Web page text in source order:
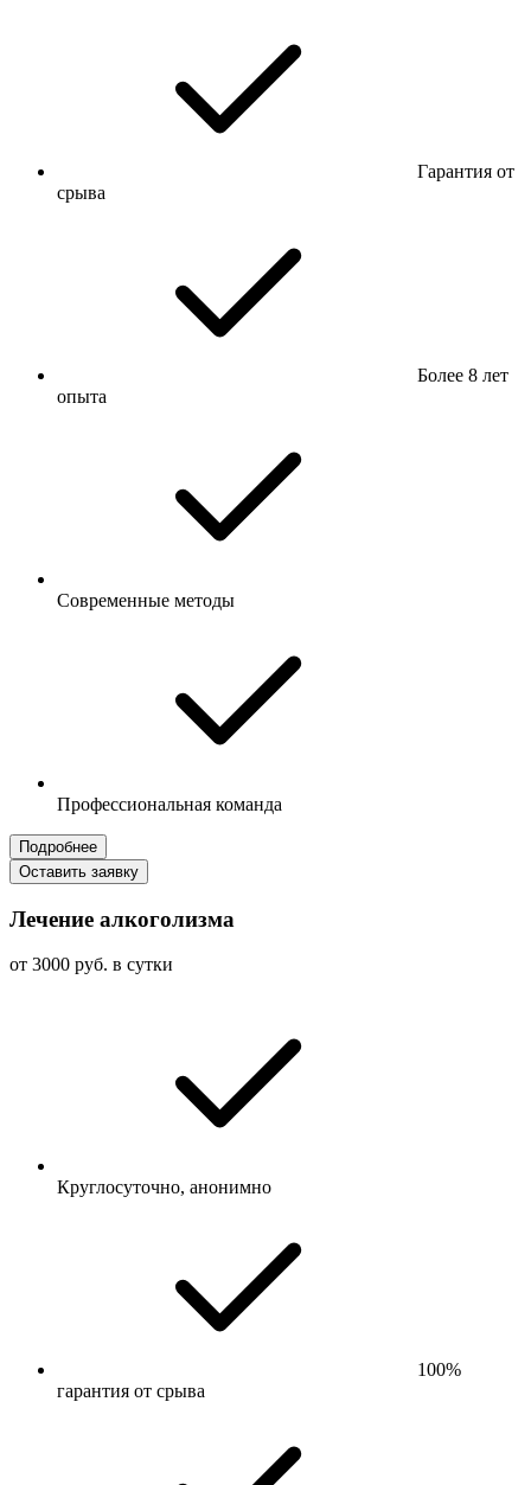
Гарантия от
срыва
Более 8 лет
опыта
Современные методы
Профессиональная команда
Подробнее
Оставить заявку
Лечение алкоголизма
от 3000 руб. в сутки
Круглосуточно, анонимно
100%
гарантия от срыва